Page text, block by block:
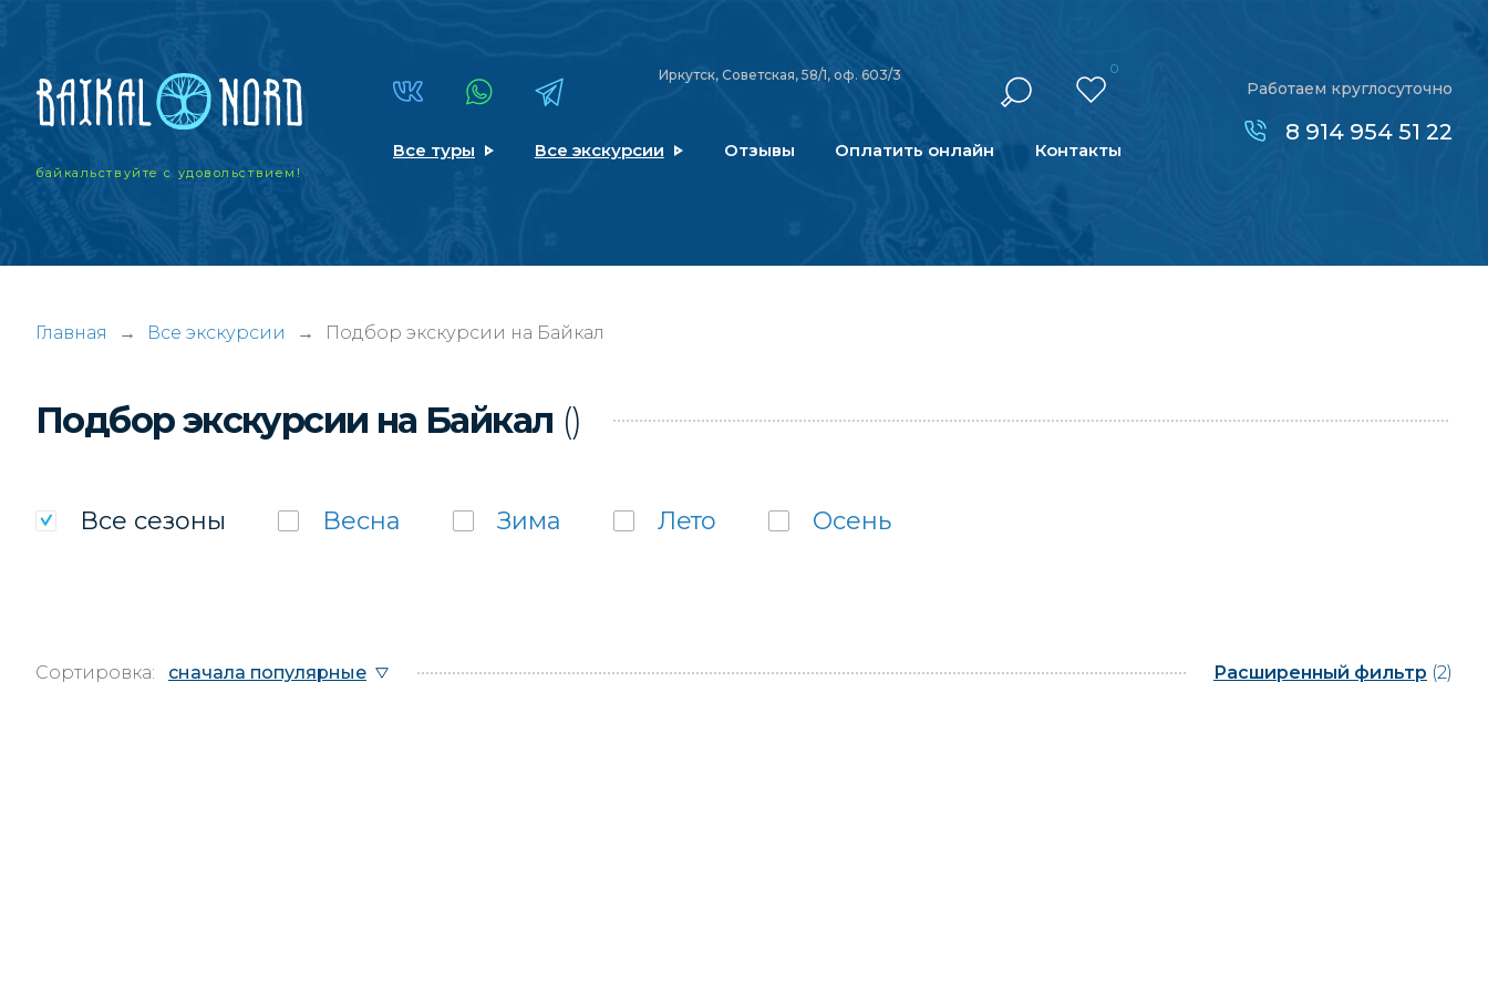
байкальствуйтес удовольствием!
Иркутск, Советская, 58/1, оф. 603/3 0
Все туры Все экскурсии Отзывы Оплатить онлайн Контакты
Работаем круглосуточно
8 914 954 51 22
Главная → Все экскурсии → Подбор экскурсии на Байкал
Подбор экскурсии на Байкал ()
Все сезоны Весна Зима Лето Осень
Сортировка: сначала популярные Расширенный фильтр (2)